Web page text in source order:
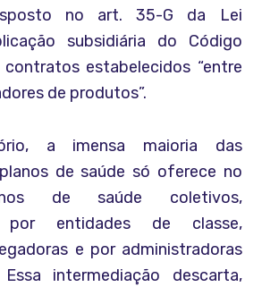
no art. 35-G da Lei
subsidiária do Código
contratos estabelecidos “entre
de produtos”.
a imensa maioria das
de saúde só oferece no
de saúde coletivos,
por entidades de classe,
e por administradoras
intermediação descarta,